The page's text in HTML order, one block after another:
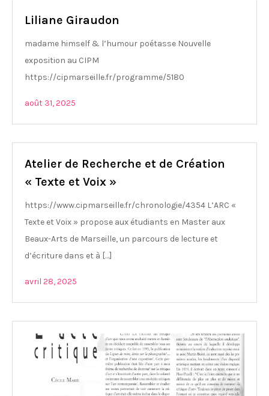
Liliane Giraudon
madame himself & l’humour poétasse Nouvelle
exposition au CIPM
https://cipmarseille.fr/programme/5180
août 31, 2025
Atelier de Recherche et de Création
« Texte et Voix »
https://www.cipmarseille.fr/chronologie/4354 L’ARC «
Texte et Voix » propose aux étudiants en Master aux
Beaux-Arts de Marseille, un parcours de lecture et
d’écriture dans et à […]
avril 28, 2025